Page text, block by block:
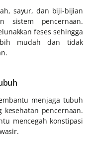
sayur, dan biji-bijian
sistem pencernaan.
feses sehingga
mudah dan tidak
menjaga tubuh
pencernaan.
mencegah konstipasi